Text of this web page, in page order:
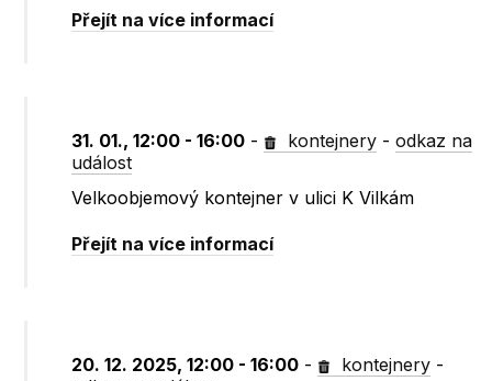
Přejít na více informací
31. 01., 12:00 - 16:00 - kontejnery -odkaz na
událost
Velkoobjemový kontejner v ulici K Vilkám
Přejít na více informací
20. 12. 2025, 12:00 - 16:00 - kontejnery -